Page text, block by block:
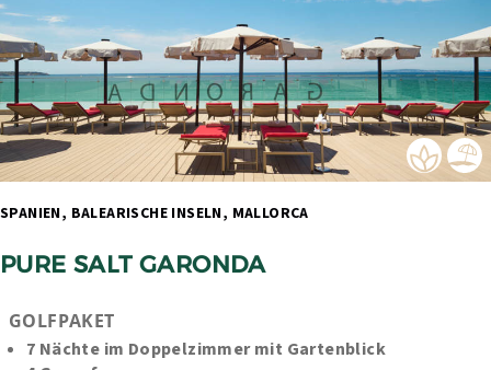
PURE SALT GARONDA
GOLFPAKET
7 Nächte im Doppelzimmer mit Gartenblick